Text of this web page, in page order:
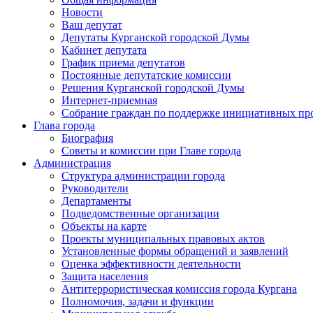
Новости
Ваш депутат
Депутаты Курганской городской Думы
Кабинет депутата
График приема депутатов
Постоянные депутатские комиссии
Решения Курганской городской Думы
Интернет-приемная
Собрание граждан по поддержке инициативных
Глава города
Биография
Советы и комиссии при Главе города
Администрация
Структура администрации города
Руководители
Департаменты
Подведомственные организации
Объекты на карте
Проекты муниципальных правовых актов
Установленные формы обращений и заявлений
Оценка эффективности деятельности
Защита населения
Антитеррористическая комиссия города Кургана
Полномочия, задачи и функции